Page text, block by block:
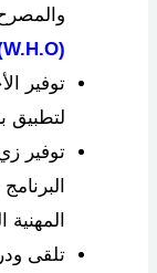
(W.H.O)
توفير
لتطبيق
توفير
تلقى